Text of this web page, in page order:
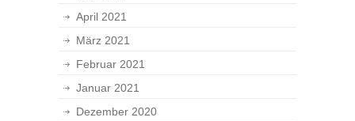
April 2021
März 2021
Februar 2021
Januar 2021
Dezember 2020